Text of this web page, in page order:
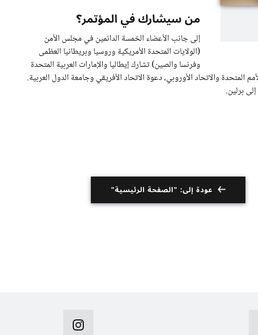
من سيشارك في المؤتمر؟
إلى جانب الأعضاء الخمسة الدائمين في مجلس الأمن
(الولايات المتحدة الأمريكية وروسيا وبريطانيا العظمى
وفرنسا والصين) تشارك إيطاليا والإمارات العربية المتحدة
والاتحاد الأوروبي، دعوة الاتحاد الأفريقي وجامعة الدول العربية.
برلين.
عودة إلى: "الصفحة الرئيسية"